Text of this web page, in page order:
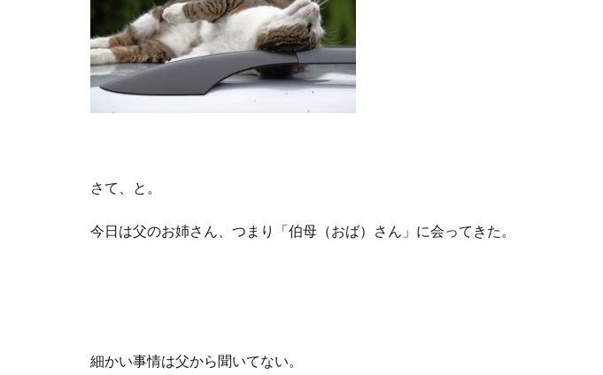
さて、と。
今日は父のお姉さん、つまり「伯母（おば）さん」に会ってきた。
細かい事情は父から聞いてない。